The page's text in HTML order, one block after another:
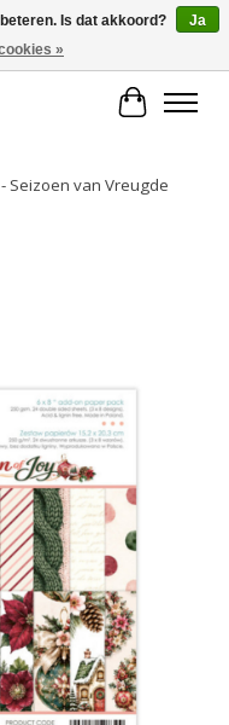
Seizoen van Vreugde
Is dat akkoord?
Ja
»